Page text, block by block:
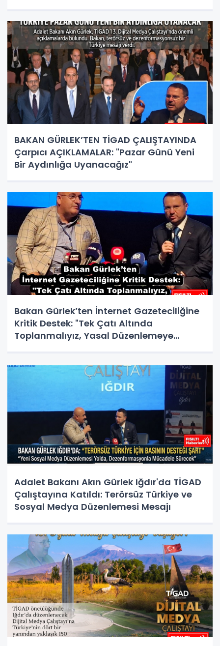
BAKAN GÜRLEK’TEN TİGAD ÇALIŞTAYINDA
Çarpıcı AÇIKLAMALAR: "Pazar Günü Yeni
Bir Aydınlığa Uyanacağız"
Bakan Gürlek’ten İnternet Gazeteciliğine
Kritik Destek: "Tek Çatı Altında
Toplanmalıyız, Yasal Düzenlemeye
Adalet Bakanı Akın Gürlek Iğdır'da TİGAD
Çalıştayına Katıldı: Terörsüz Türkiye ve
Sosyal Medya Düzenlemesi Mesajı